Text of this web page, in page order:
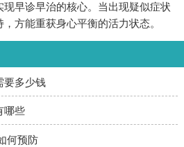
现早诊早治的核心。当出现疑似症状
方能重获身心平衡的活力状态。
要多少钱
哪些
何预防